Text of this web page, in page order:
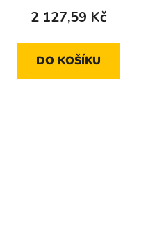
2 127,59 Kč
DO KOŠÍKU